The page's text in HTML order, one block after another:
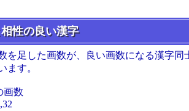
性の良い漢字
を足した画数が、良い画数になる漢字
ます。
画数